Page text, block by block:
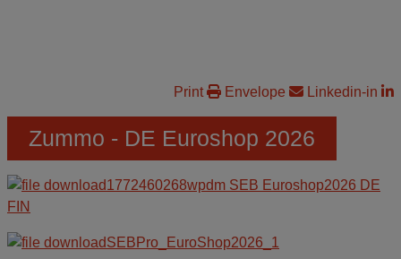
Print Envelope Linkedin-in
Zummo - DE Euroshop 2026
1772460268wpdm SEB Euroshop2026 DE
FIN
SEBPro_EuroShop2026_1